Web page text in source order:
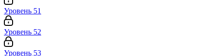
Уровень 51
Уровень 52
Уровень 53